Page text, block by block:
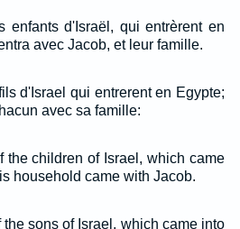
enfants d'Israël, qui entrèrent en
avec Jacob, et leur famille.
d'Israel qui entrerent en Egypte;
avec sa famille:
the children of Israel, which came
household came with Jacob.
sons of Israel, which came into